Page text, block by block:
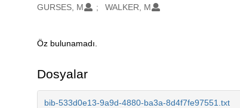
Oluşturanlar
GURSES, M WALKER, M
Açıklama
Öz bulunamadı.
Dosyalar
bib-533d0e13-9a9d-4880-ba3a-8d4f7fe97551.txt